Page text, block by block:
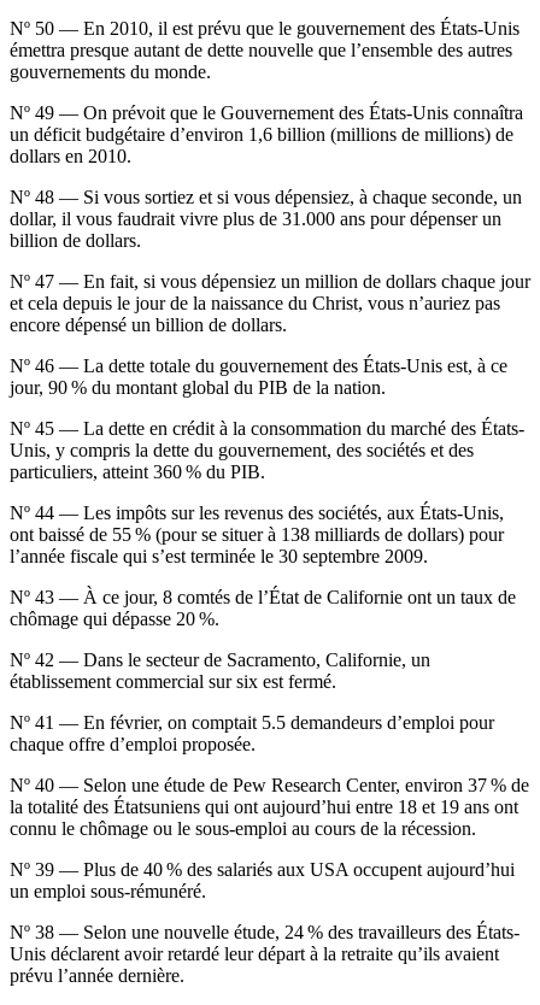
Nº 50 — En 2010, il est prévu que le gouvernement des États-Unis
émettra presque autant de dette nouvelle que l’ensemble des autres
gouvernements du monde.
Nº 49 — On prévoit que le Gouvernement des États-Unis connaîtra
un déficit budgétaire d’environ 1,6 billion (millions de millions) de
dollars en 2010.
Nº 48 — Si vous sortiez et si vous dépensiez, à chaque seconde, un
dollar, il vous faudrait vivre plus de 31.000 ans pour dépenser un
billion de dollars.
Nº 47 — En fait, si vous dépensiez un million de dollars chaque jour
et cela depuis le jour de la naissance du Christ, vous n’auriez pas
encore dépensé un billion de dollars.
Nº 46 — La dette totale du gouvernement des États-Unis est, à ce
jour, 90 % du montant global du PIB de la nation.
Nº 45 — La dette en crédit à la consommation du marché des États-
Unis, y compris la dette du gouvernement, des sociétés et des
particuliers, atteint 360 % du PIB.
Nº 44 — Les impôts sur les revenus des sociétés, aux États-Unis,
ont baissé de 55 % (pour se situer à 138 milliards de dollars) pour
l’année fiscale qui s’est terminée le 30 septembre 2009.
Nº 43 — À ce jour, 8 comtés de l’État de Californie ont un taux de
chômage qui dépasse 20 %.
Nº 42 — Dans le secteur de Sacramento, Californie, un
établissement commercial sur six est fermé.
Nº 41 — En février, on comptait 5.5 demandeurs d’emploi pour
chaque offre d’emploi proposée.
Nº 40 — Selon une étude de Pew Research Center, environ 37 % de
la totalité des Étatsuniens qui ont aujourd’hui entre 18 et 19 ans ont
connu le chômage ou le sous-emploi au cours de la récession.
Nº 39 — Plus de 40 % des salariés aux USA occupent aujourd’hui
un emploi sous-rémunéré.
Nº 38 — Selon une nouvelle étude, 24 % des travailleurs des États-
Unis déclarent avoir retardé leur départ à la retraite qu’ils avaient
prévu l’année dernière.